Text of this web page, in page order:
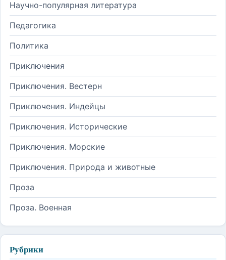
Научно-популярная литература
Педагогика
Политика
Приключения
Приключения. Вестерн
Приключения. Индейцы
Приключения. Исторические
Приключения. Морские
Приключения. Природа и животные
Проза
Проза. Военная
Рубрики